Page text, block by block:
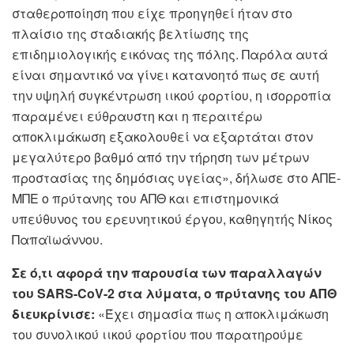
σταθεροποίηση που είχε προηγηθεί ήταν στο
πλαίσιο της σταδιακής βελτίωσης της
επιδημιολογικής εικόνας της πόλης. Παρόλα αυτά
είναι σημαντικό να γίνει κατανοητό πως σε αυτή
την υψηλή συγκέντρωση ιικού φορτίου, η ισορροπία
παραμένει εύθραυστη και η περαιτέρω
αποκλιμάκωση εξακολουθεί να εξαρτάται στον
μεγαλύτερο βαθμό από την τήρηση των μέτρων
προστασίας της δημόσιας υγείας», δήλωσε στο ΑΠΕ-
ΜΠΕ ο πρύτανης του ΑΠΘ και επιστημονικά
υπεύθυνος του ερευνητικού έργου, καθηγητής Νίκος
Παπαϊωάννου.
Σε ό,τι αφορά την παρουσία των παραλλαγών
του SARS-CoV-2 στα λύματα, ο πρύτανης του ΑΠΘ
διευκρίνισε: «Έχει σημασία πως η αποκλιμάκωση
του συνολικού ιικού φορτίου που παρατηρούμε